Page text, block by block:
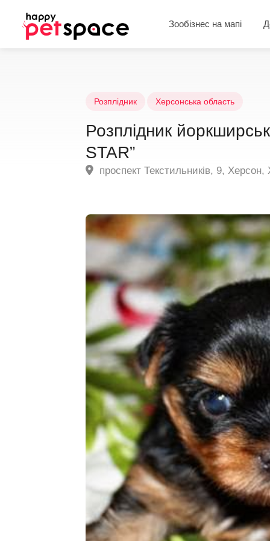
Зообізнес на мапі
Розплідник Херсонська область
Розплідник
STAR”
проспект Текстильників, 9,